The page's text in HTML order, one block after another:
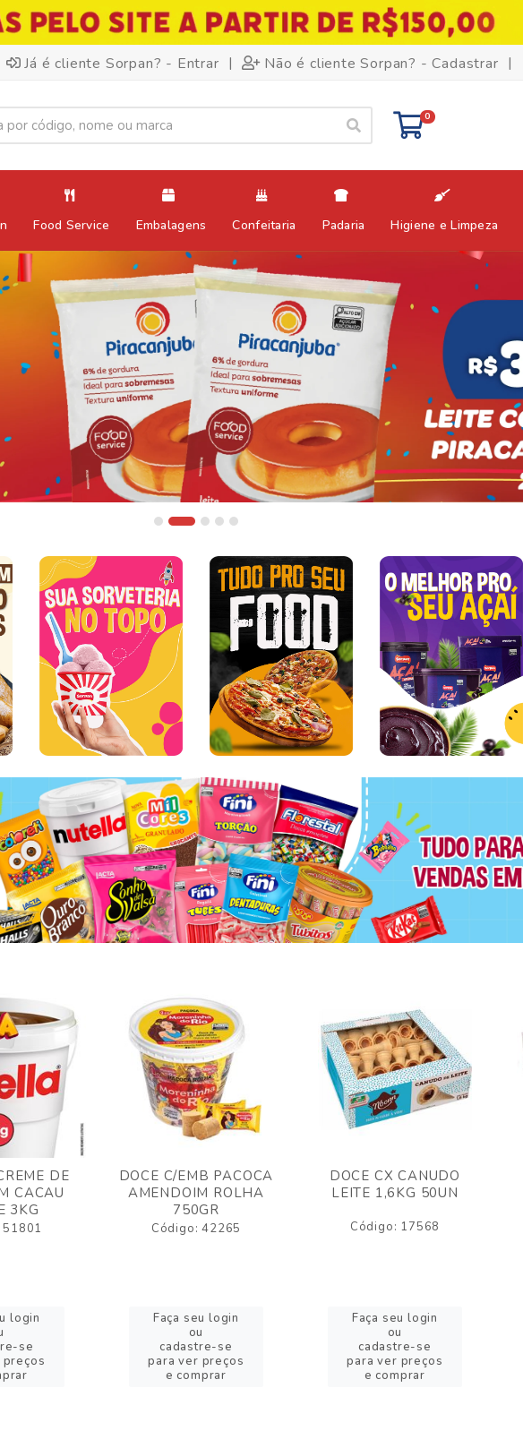
Já é cliente Sorpan? - Entrar | Não é cliente Sorpan? - Cadastrar |
0
Food Service Embalagens Confeitaria Padaria Higiene e Limpeza
DE
CACAU
3KG
login
se
DOCE C/EMB PACOCA
AMENDOIM ROLHA
750GR
Código: 42265
Faça seu login
ou
cadastre-se
para ver preços
e comprar
DOCE CX CANUDO
LEITE 1,6KG 50UN
Código: 17568
Faça seu login
ou
cadastre-se
para ver preços
e comprar